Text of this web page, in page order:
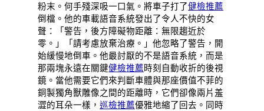
粉末。何手殘深吸一口氣。將車子打了健檢推薦
倒檔。他的車載語音系統發出了令人不快的女
聲：「警告，後方障礙物距離：無限趨近於
零。」「請考慮放棄治療。」他忽略了警告，開
始緩慢地倒車。他最討厭的不是語音系統，而是
那兩塊永遠在關鍵健檢推薦時刻自動收折的後視
鏡。當他需要它們來判斷車體與那座價值不菲的
銅製獨角獸雕像之間的距離時，它們卻像兩片羞
澀的耳朵一樣，巡檢推薦優雅地縮了回去。同時